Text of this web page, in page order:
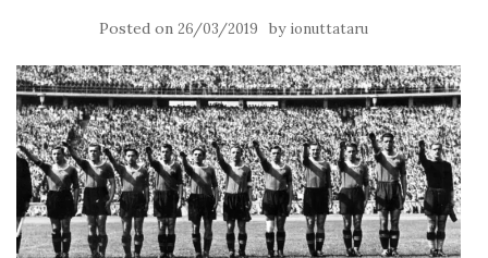
Posted on 26/03/2019 by ionuttataru